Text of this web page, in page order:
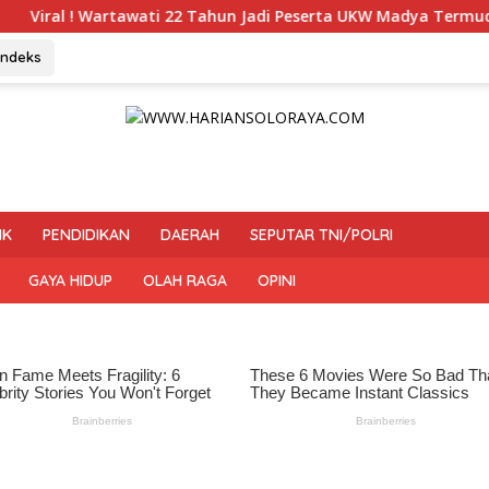
Jadi Peserta UKW Madya Termuda dan Lolos
PENDIDIKAN DAERAH SEPUTAR TNI/POLRI
GAYA HIDUP OLAH RAGA OPINI